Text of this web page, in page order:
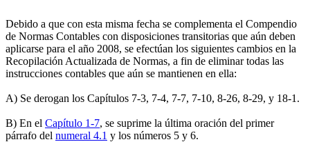
Debido a que con esta misma fecha se complementa el Compendio
de Normas Contables con disposiciones transitorias que aún deben
aplicarse para el año 2008, se efectúan los siguientes cambios en la
Recopilación Actualizada de Normas, a fin de eliminar todas las
instrucciones contables que aún se mantienen en ella:
A) Se derogan los Capítulos 7-3, 7-4, 7-7, 7-10, 8-26, 8-29, y 18-1.
B) En el Capítulo 1-7, se suprime la última oración del primer
párrafo del numeral 4.1 y los números 5 y 6.